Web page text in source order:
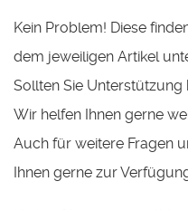
Kein Problem! Diese
dem jeweiligen Artikel
Sollten Sie Unterstützung
Wir helfen Ihnen gerne
Auch für weitere Fragen
Ihnen gerne zur